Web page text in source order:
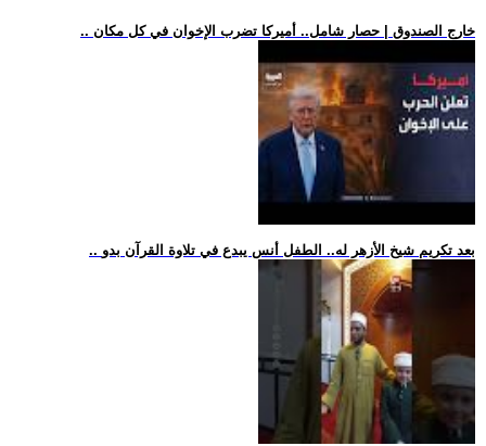
.. خارج الصندوق | حصار شامل.. أميركا تضرب الإخوان في كل مكان
.. بعد تكريم شيخ الأزهر له.. الطفل أنس يبدع في تلاوة القرآن بدو